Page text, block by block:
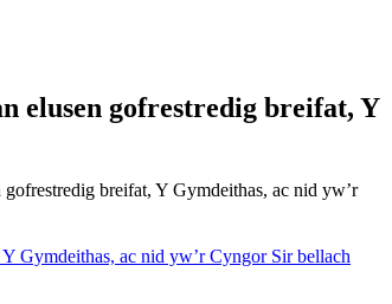
elusen gofrestredig breifat, Y
breifat, Y Gymdeithas, ac nid yw’r
Gymdeithas, ac nid yw’r Cyngor Sir bellach